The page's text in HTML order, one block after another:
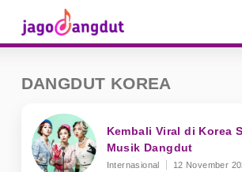
DANGDUT KOREA
Kembali Viral di Korea
Musik Dangdut
Internasional 12 November